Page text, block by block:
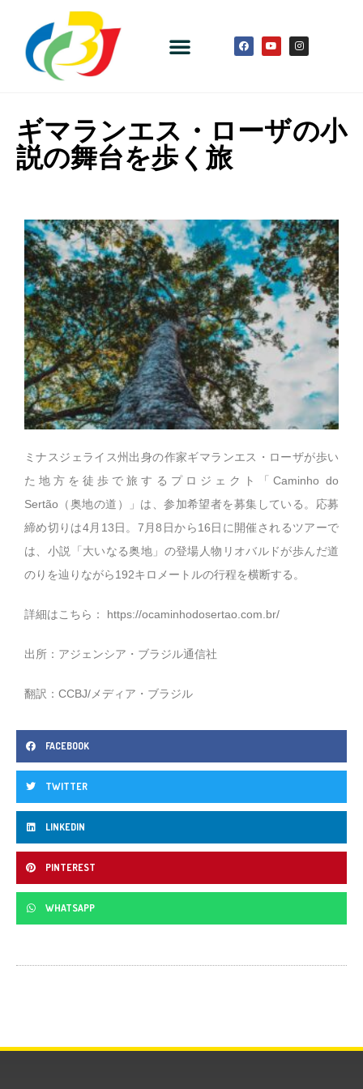
ギマランエス・ローザの小
説の舞台を歩く旅
ミナスジェライス州出身の作家ギマランエス・ローザが歩い
た地方を徒歩で旅するプロジェクト「Caminho do
Sertão（奥地の道）」は、参加希望者を募集している。応募
締め切りは4月13日。7月8日から16日に開催されるツアーで
は、小説「大いなる奥地」の登場人物リオバルドが歩んだ道
のりを辿りながら192キロメートルの行程を横断する。
詳細はこちら： https://ocaminhodosertao.com.br/
出所：アジェンシア・ブラジル通信社
翻訳：CCBJ/メディア・ブラジル
FACEBOOK
TWITTER
LINKEDIN
PINTEREST
WHATSAPP